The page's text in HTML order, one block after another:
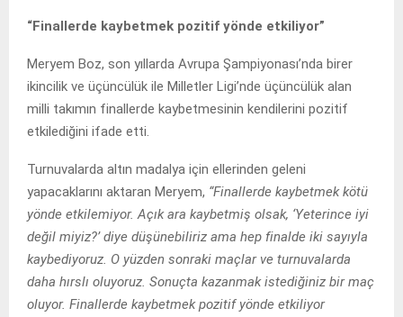
“Finallerde kaybetmek pozitif yönde etkiliyor”
Meryem Boz, son yıllarda Avrupa Şampiyonası’nda birer
ikincilik ve üçüncülük ile Milletler Ligi’nde üçüncülük alan
milli takımın finallerde kaybetmesinin kendilerini pozitif
etkilediğini ifade etti.
Turnuvalarda altın madalya için ellerinden geleni
yapacaklarını aktaran Meryem, “Finallerde kaybetmek kötü
yönde etkilemiyor. Açık ara kaybetmiş olsak, ‘Yeterince iyi
değil miyiz?’ diye düşünebiliriz ama hep finalde iki sayıyla
kaybediyoruz. O yüzden sonraki maçlar ve turnuvalarda
daha hırslı oluyoruz. Sonuçta kazanmak istediğiniz bir maç
oluyor. Finallerde kaybetmek pozitif yönde etkiliyor